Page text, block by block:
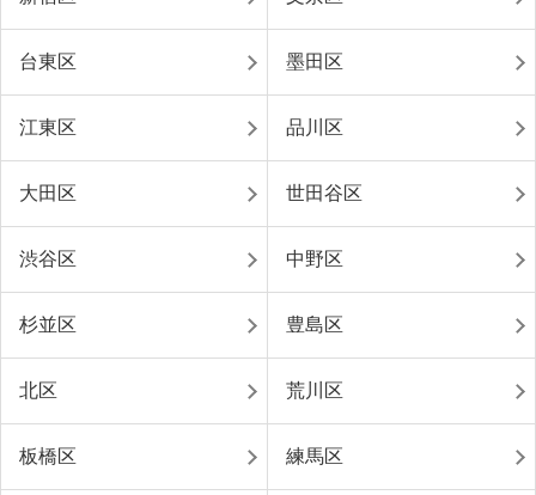
台東区 墨田区
江東区 品川区
大田区 世田谷区
渋谷区 中野区
杉並区 豊島区
北区 荒川区
板橋区 練馬区